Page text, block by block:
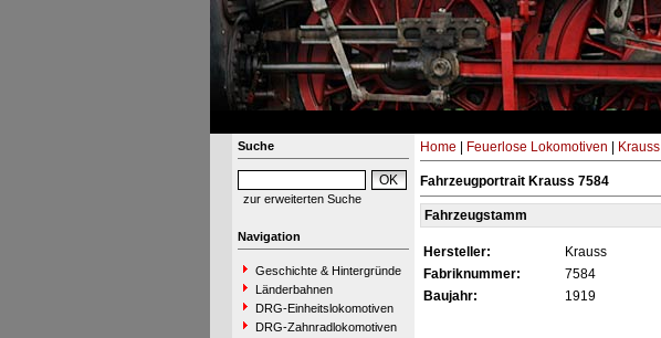
Suche
zur erweiterten Suche
Navigation
Geschichte & Hintergründe
Länderbahnen
DRG-Einheitslokomotiven
DRG-Zahnradlokomotiven
Home Feuerlose Lokomotiven Krauss
Fahrzeugportrait Krauss 7584
Fahrzeugstamm
Hersteller: Krauss
Fabriknummer:
7584
Baujahr:
1919